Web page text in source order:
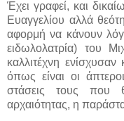
Έχει γραφεί, και
Ευαγγελίου αλλά
αφορμή να κάνουν
ειδωλολατρία) του
καλλιτέχνη ενίσχυσαν
όπως είναι οι
στάσεις τους που
αρχαιότητας, η